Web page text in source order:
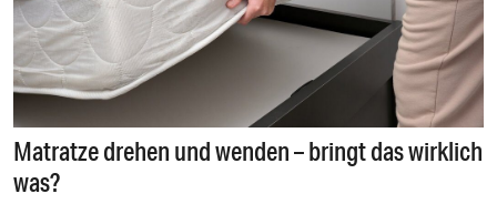
Matratze drehen und wenden – bringt das wirklich
was?